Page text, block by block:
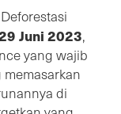
Juni 2023,
yang wajib
di